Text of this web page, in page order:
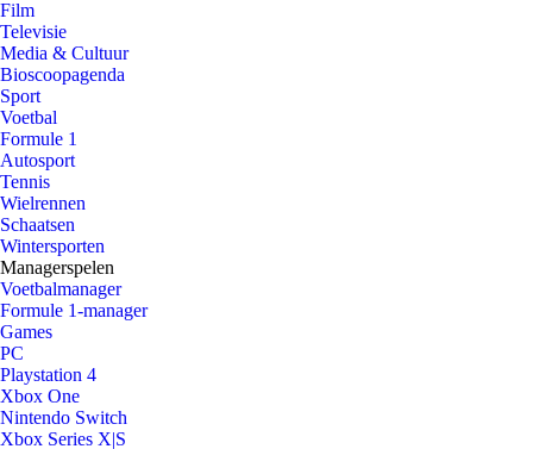
Film
Televisie
Media & Cultuur
Bioscoopagenda
Sport
Voetbal
Formule 1
Autosport
Tennis
Wielrennen
Schaatsen
Wintersporten
Managerspelen
Voetbalmanager
Formule 1-manager
Games
PC
Playstation 4
Xbox One
Nintendo Switch
Xbox Series X|S